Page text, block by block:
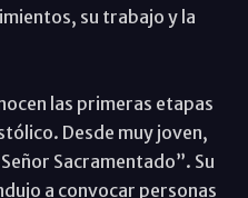
su trabajo y la
las primeras etapas
Desde muy joven,
Sacramentado”. Su
a convocar personas